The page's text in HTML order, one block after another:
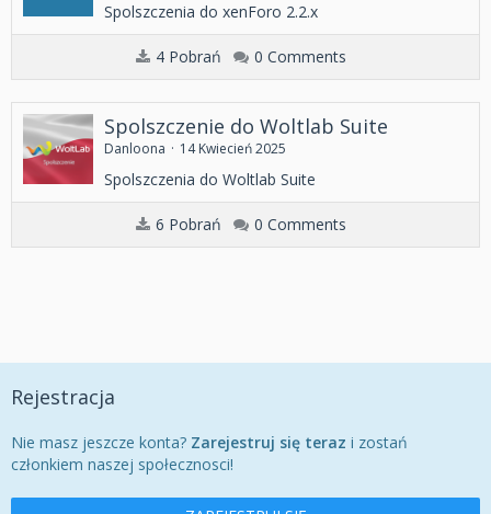
Spolszczenia do xenForo 2.2.x
4 Pobrań 0 Comments
Spolszczenie do Woltlab Suite
Danloona 14 Kwiecień 2025
Spolszczenia do Woltlab Suite
6 Pobrań 0 Comments
Rejestracja
Nie masz jeszcze konta? Zarejestruj się teraz i zostań
członkiem naszej społecznosci!